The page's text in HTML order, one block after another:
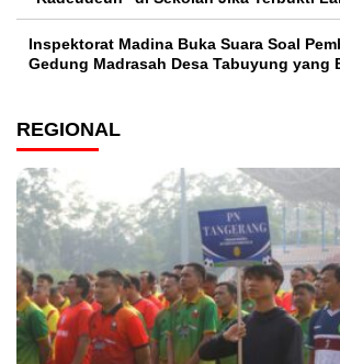
Inspektorat Madina Buka Suara Soal
Gedung Madrasah Desa Tabuyung yang
REGIONAL